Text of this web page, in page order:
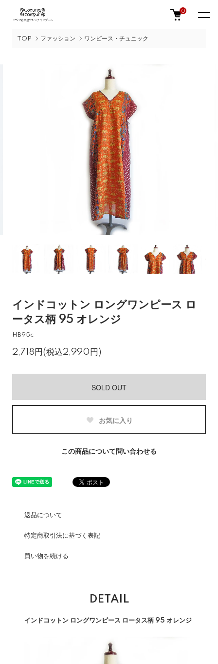
0
TOP ファッション ワンピース・チュニック
インドコットン ロングワンピース ロ
ータス柄 95 オレンジ
HB95c
2,718円(税込2,990円)
SOLD OUT
お気に入り
この商品について問い合わせる
返品について
特定商取引法に基づく表記
買い物を続ける
DETAIL
インドコットン ロングワンピース ロータス柄 95 オレンジ